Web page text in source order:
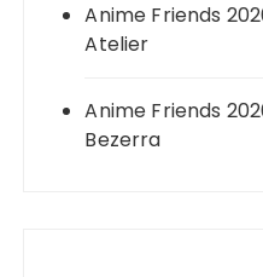
Anime Friends
Atelier
Anime Friends
Bezerra